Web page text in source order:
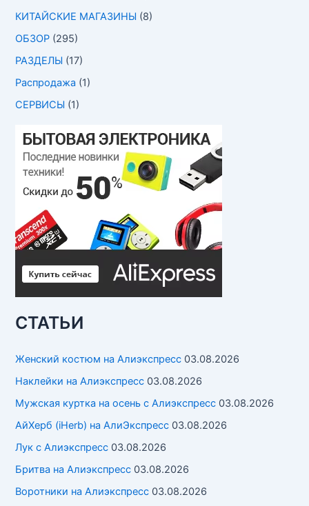
КИТАЙСКИЕ МАГАЗИНЫ (8)
ОБЗОР (295)
РАЗДЕЛЫ (17)
Распродажа (1)
СЕРВИСЫ (1)
СТАТЬИ
Женский костюм на Алиэкспресс 03.08.2026
Наклейки на Алиэкспресс 03.08.2026
Мужская куртка на осень с Алиэкспресс 03.08.2026
АйХерб (iHerb) на АлиЭкспресс 03.08.2026
Лук с Алиэкспресс 03.08.2026
Бритва на Алиэкспресс 03.08.2026
Воротники на Алиэкспресс 03.08.2026